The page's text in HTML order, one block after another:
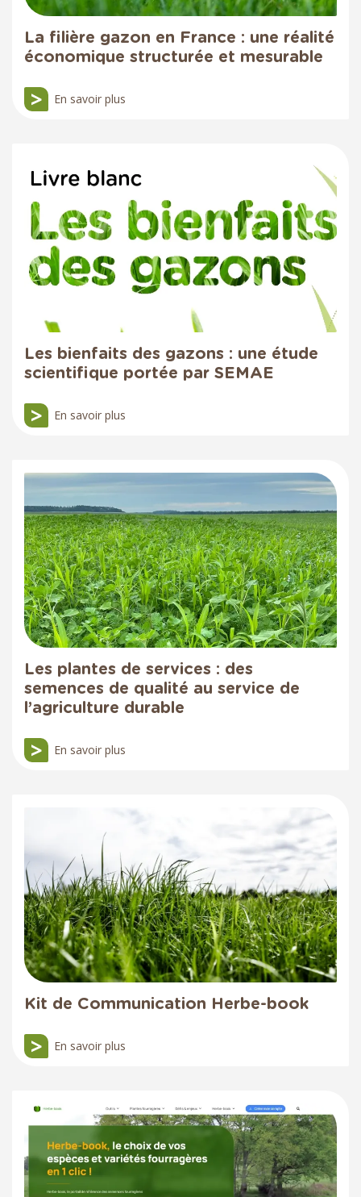
La filière gazon en France : une réalité
économique structurée et mesurable
En savoir plus
Les bienfaits des gazons : une étude
scientifique portée par SEMAE
En savoir plus
Les plantes de services : des
semences de qualité au service de
l’agriculture durable
En savoir plus
Kit de Communication Herbe-book
En savoir plus